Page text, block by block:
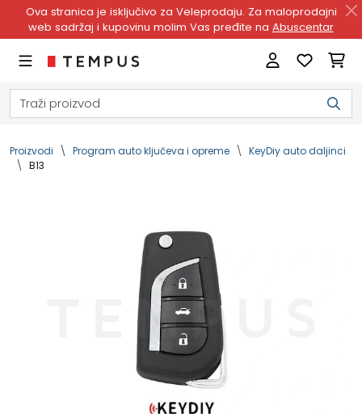
Ova stranica je isključivo za Veleprodaju. Za maloprodajni
web sadržaj i kupovinu molim Vas pređite na Abuscentar
Proizvodi Program auto ključeva i opreme
KeyDiy auto daljinci
B13